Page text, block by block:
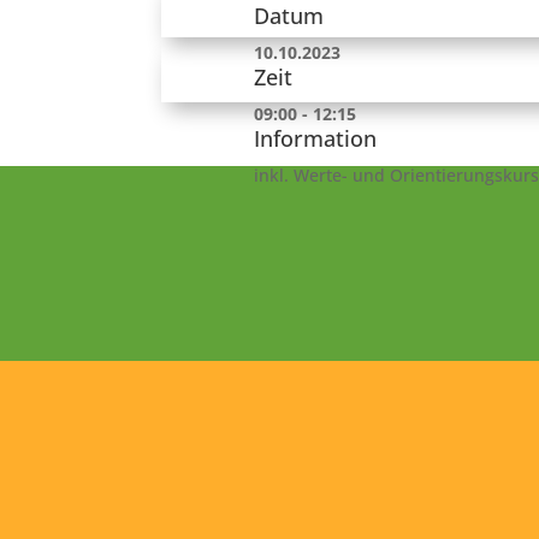
Datum
10.10.2023
Zeit
09:00 - 12:15
Information
inkl. Werte- und